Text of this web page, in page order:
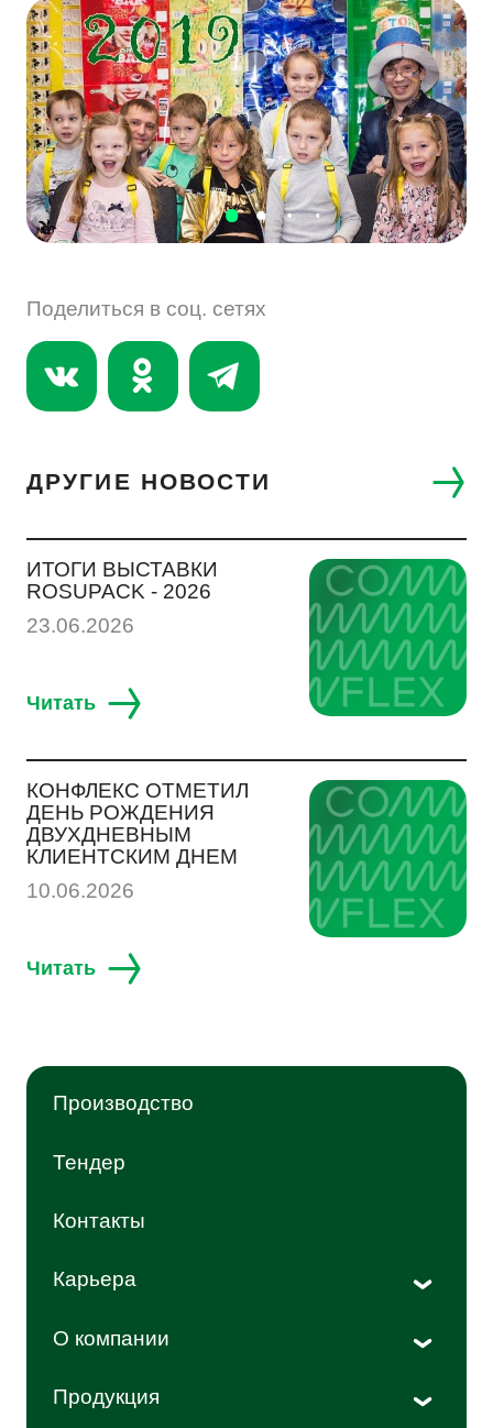
ДРУГОЕ
R & D
Поделиться в соц. сетях
ДРУГИЕ НОВОСТИ
ИТОГИ ВЫСТАВКИ
ROSUPACK - 2026
23.06.2026
Читать
КОНФЛЕКС ОТМЕТИЛ
ДЕНЬ РОЖДЕНИЯ
ДВУХДНЕВНЫМ
КЛИЕНТСКИМ ДНЕМ
10.06.2026
Читать
Производство
Тендер
Контакты
Карьера
О компании
Продукция